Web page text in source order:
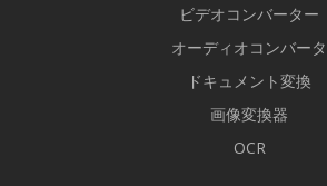
ビデオコンバーター
オーディオコンバータ
ドキュメント変換
画像変換器
OCR